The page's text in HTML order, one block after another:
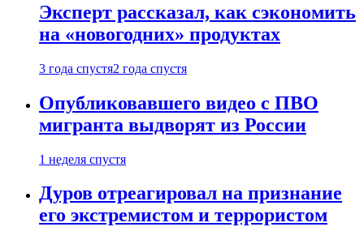
Эксперт рассказал, как сэкономить
на «новогодних» продуктах
3 года спустя2 года спустя
Опубликовавшего видео с ПВО
мигранта выдворят из России
1 неделя спустя
Дуров отреагировал на признание
его экстремистом и террористом